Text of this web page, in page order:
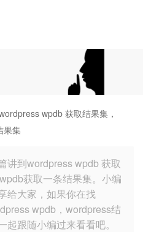
wpdb 获取结果集，
果集
讲到wordpress wpdb 获取
获取一条结果集。小编
给大家，如果你在找
wpdb，wordpress结
跟随小编过来看看吧。